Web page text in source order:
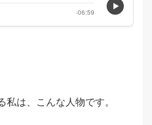
私は、こんな人物です。